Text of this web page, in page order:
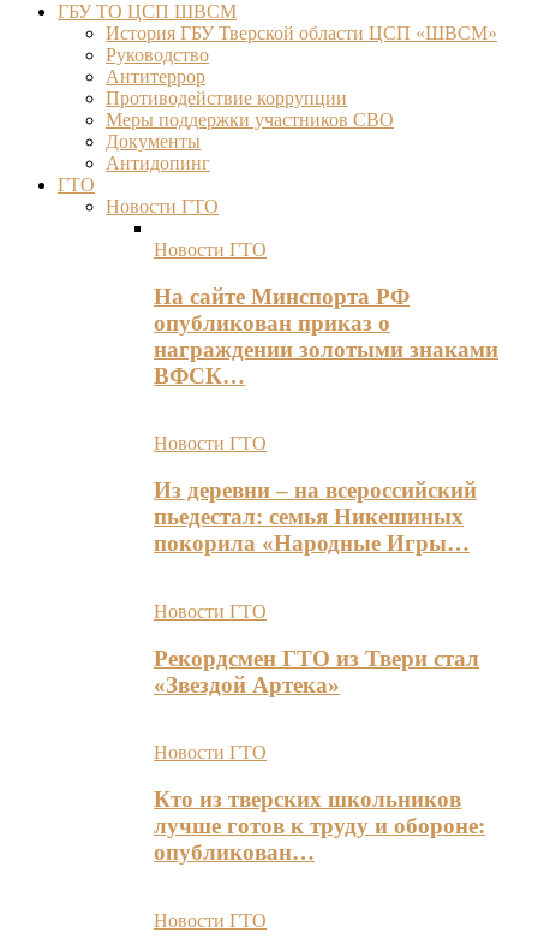
ГБУ ТО ЦСП ШВСМ
История ГБУ Тверской области ЦСП «ШВСМ»
Руководство
Антитеррор
Противодействие коррупции
Меры поддержки участников СВО
Документы
Антидопинг
ГТО
Новости ГТО
Новости ГТО
На сайте Минспорта РФ
опубликован приказ о
награждении золотыми знаками
ВФСК…
Новости ГТО
Из деревни – на всероссийский
пьедестал: семья Никешиных
покорила «Народные Игры…
Новости ГТО
Рекордсмен ГТО из Твери стал
«Звездой Артека»
Новости ГТО
Кто из тверских школьников
лучше готов к труду и обороне:
опубликован…
Новости ГТО